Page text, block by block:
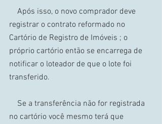
registrar o contrato reformado no
Cartório de Registro de Imóveis ; o
próprio cartório então se encarrega de
notificar o loteador de que o lote foi
transferido.
no cartório você mesmo terá que